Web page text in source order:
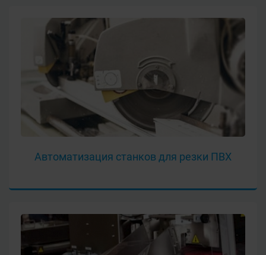
Автоматизация станков для резки ПВХ